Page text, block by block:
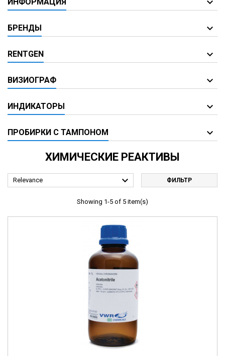
БРЕНДЫ
RENTGEN
ВИЗИОГРАФ
ИНДИКАТОРЫ
ПРОБИРКИ С ТАМПОНОМ
ХИМИЧЕСКИЕ РЕАКТИВЫ
Relevance  ФИЛЬТР
Showing 1-5 of 5 item(s)